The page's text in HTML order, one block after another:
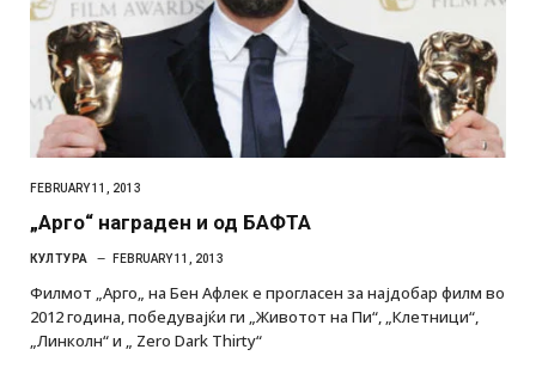
FEBRUARY 11, 2013
„Арго“ награден и од БАФТА
КУЛТУРА FEBRUARY 11, 2013
Филмот „Арго„ на Бен Афлек е прогласен за најдобар филм во
2012 година, победувајќи ги „Животот на Пи“, „Клетници“,
„Линколн“ и „ Zero Dark Thirty“